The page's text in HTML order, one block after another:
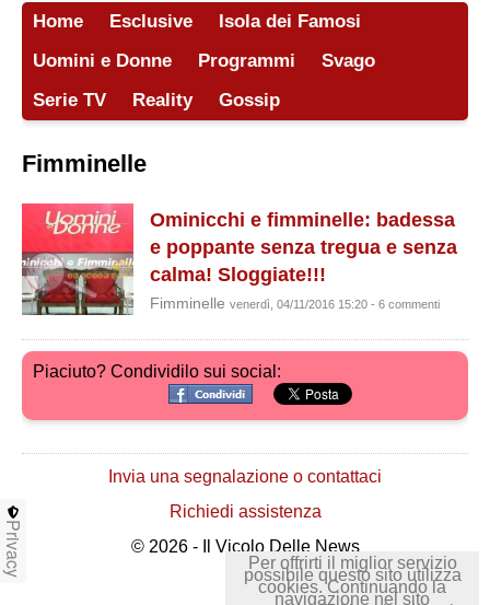
Home Esclusive
Isola dei Famosi
Uomini e Donne
Programmi
Svago
Serie TV
Reality Gossip
Fimminelle
Ominicchi e fimminelle: badessa
e poppante senza tregua e senza
calma! Sloggiate!!!
Fimminelle venerdì, 04/11/2016 15:20 - 6 commenti
Piaciuto? Condividilo sui social:
Invia una segnalazione o contattaci
Richiedi assistenza
© 2026 - Il Vicolo Delle News
Per offrirti il miglior servizio
possibile questo sito utilizza
cookies. Continuando la
navigazione nel sito
Privacy